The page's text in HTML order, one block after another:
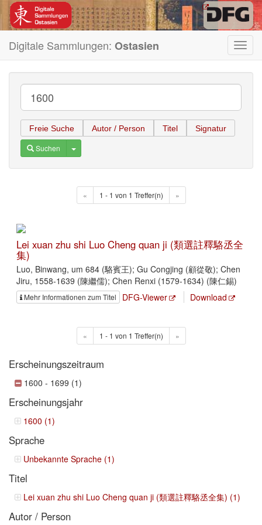
Digitale Sammlungen: Ostasien
Freie Suche Autor / Person Titel Signatur
Suchen Toggle Dropdown
« 1 - 1 von 1 Treffer(n) »
Lei xuan zhu shi Luo Cheng quan ji (類選註釋駱丞全
集)
Luo, Binwang, um 684 (駱賓王); Gu Congjing (顧從敬); Chen
Jiru, 1558-1639 (陳繼儒); Chen Renxi (1579-1634) (陳仁錫)
Mehr Informationen zum Titel DFG-Viewer Download
« 1 - 1 von 1 Treffer(n) »
Erscheinungszeitraum
1600 - 1699 (1)
Erscheinungsjahr
1600 (1)
Sprache
Unbekannte Sprache (1)
Titel
Lei xuan zhu shi Luo Cheng quan ji (類選註釋駱丞全集) (1)
Autor / Person